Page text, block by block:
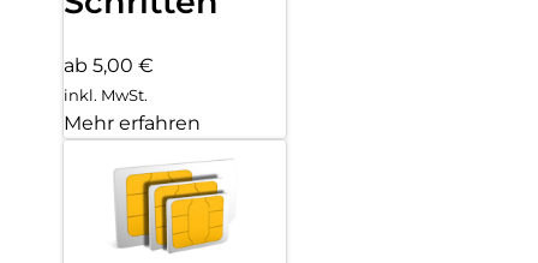
ab 5,00 €
inkl. MwSt.
Mehr erfahren